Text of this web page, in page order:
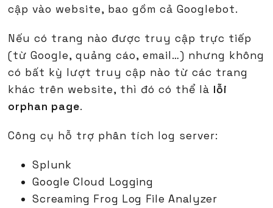
cập vào website, bao gồm cả Googlebot.
Nếu có trang nào được truy cập trực tiếp
(từ Google, quảng cáo, email…) nhưng không
có bất kỳ lượt truy cập nào từ các trang
khác trên website, thì đó có thể là lỗi
orphan page.
Công cụ hỗ trợ phân tích log server:
Splunk
Google Cloud Logging
Screaming Frog Log File Analyzer